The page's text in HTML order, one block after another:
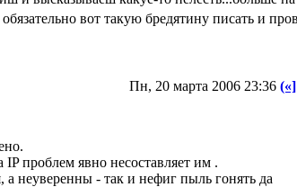
вот такую бредятину писать и
Пн, 20 марта 2006 23:36 («]
проблем явно несоставляет им .
неуверенны - так и нефиг пыль гонять да